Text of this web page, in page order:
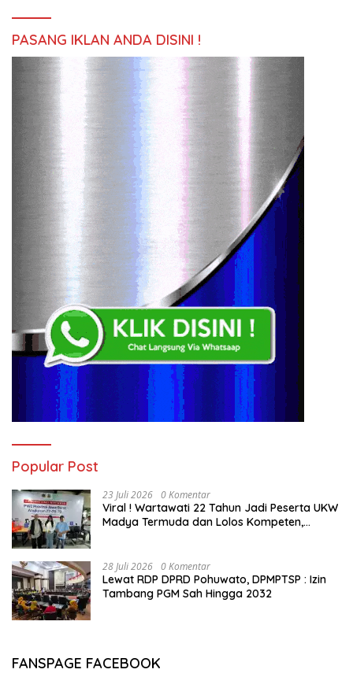
PASANG IKLAN ANDA DISINI !
Popular Post
23 Juli 2026 0 Komentar
Viral ! Wartawati 22 Tahun Jadi Peserta UKW
Madya Termuda dan Lolos Kompeten,
28 Juli 2026 0 Komentar
Lewat RDP DPRD Pohuwato, DPMPTSP : Izin
Tambang PGM Sah Hingga 2032
FANSPAGE FACEBOOK